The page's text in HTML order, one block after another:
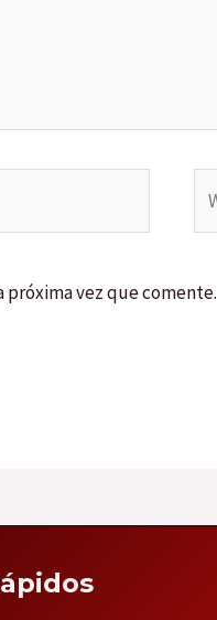
próxima vez que comente.